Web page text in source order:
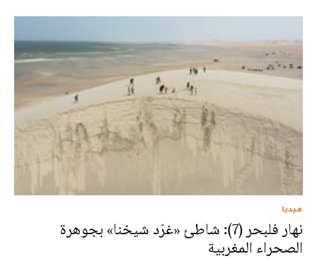
ميديا
نهار فلبحر (7): شاطئ «غرّد شيخنا» بجوهرة
الصحراء المغربية